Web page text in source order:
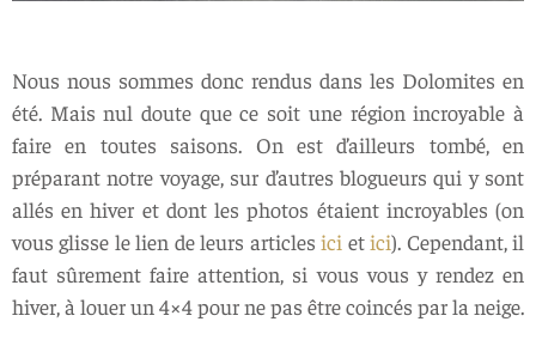
Nous nous sommes donc rendus dans les Dolomites en
été. Mais nul doute que ce soit une région incroyable à
faire en toutes saisons. On est d’ailleurs tombé, en
préparant notre voyage, sur d’autres blogueurs qui y sont
allés en hiver et dont les photos étaient incroyables (on
vous glisse le lien de leurs articlesici etici). Cependant, il
faut sûrement faire attention, si vous vous y rendez en
hiver, à louer un 4×4 pour ne pas être coincés par la neige.